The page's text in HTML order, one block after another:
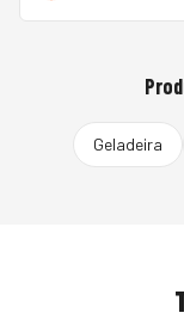
Geladeira